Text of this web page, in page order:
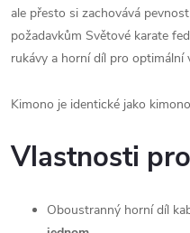
ale přesto si zachovává
požadavkům Světové karate
rukávy a horní díl pro
Kimono je identické jako
Vlastnosti
Oboustranný horní díl